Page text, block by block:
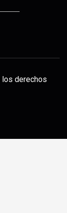
los derechos